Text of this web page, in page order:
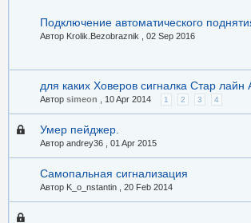
Подключение автоматического
Автор Krolik.Bezobraznik , 02 Sep 2016
для каких Ховеров сигналка Стар лайн
Автор simeon 10 Apr 2014 1 2 3 4
Умер пейджер.
Автор andrey36 , 01 Apr 2015
Самопальная сигнализация
Автор K_o_nstantin , 20 Feb 2014